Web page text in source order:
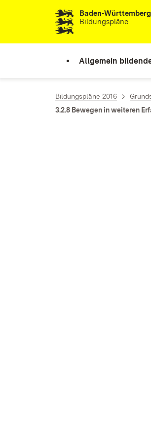
Zum Inhalt springenBaden-Württemberg
Bildungspläne
Allgemein
Bildungspläne 2016
3.2.8 Bewegen in weiteren